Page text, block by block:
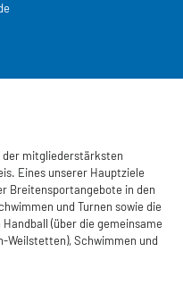
der mitgliederstärksten
Eines unserer Hauptziele
Breitensportangebote in den
und Turnen sowie die
(über die gemeinsame
Weilstetten), Schwimmen und